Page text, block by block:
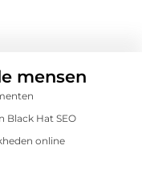
mensen
Black Hat SEO
online